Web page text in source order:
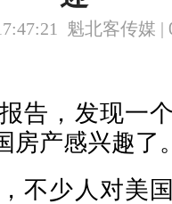
魁北客传媒 |
告，发现一
房产感兴趣了
不少人对美